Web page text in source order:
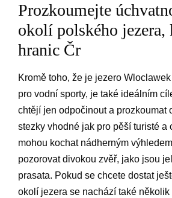
Prozkoumejte
okolí polského jezera,
hranic Čr
Kromě toho, že je jezero
pro vodní sporty, je také ideálním
chtějí jen odpočinout a prozkoumat
stezky vhodné jak pro pěší turisté a
mohou kochat nádherným
pozorovat divokou zvěř, jako jsou
prasata. Pokud se chcete dostat
okolí jezera se nachází také několik